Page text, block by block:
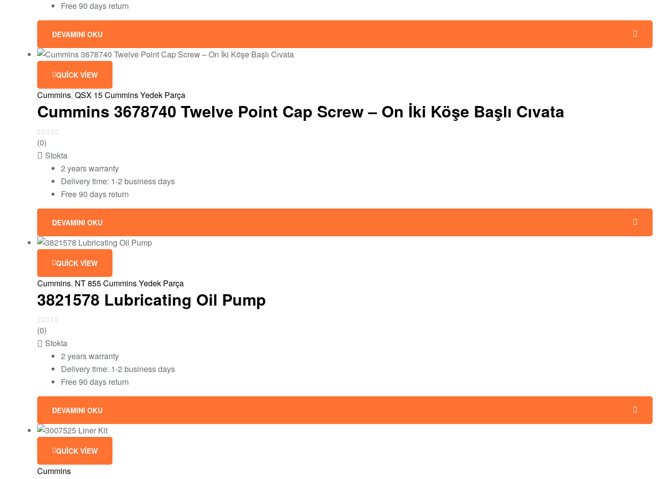
Free 90 days return
DEVAMINI OKU
QUICK VIEW
Cummins, QSX 15 Cummins Yedek Parça
Cummins 3678740 Twelve Point Cap Screw – On İki Köşe Başlı Cıvata
(0)
Stokta
2 years warranty
Delivery time: 1-2 business days
Free 90 days return
DEVAMINI OKU
QUICK VIEW
Cummins, NT 855 Cummins Yedek Parça
3821578 Lubricating Oil Pump
(0)
Stokta
2 years warranty
Delivery time: 1-2 business days
Free 90 days return
DEVAMINI OKU
QUICK VIEW
Cummins